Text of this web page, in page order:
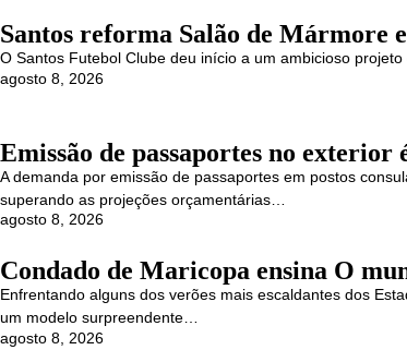
Santos reforma Salão de Mármore
O Santos Futebol Clube deu início a um ambicioso
agosto 8, 2026
Emissão de passaportes no
A demanda por emissão de passaportes em postos
superando as projeções orçamentárias…
agosto 8, 2026
Condado de Maricopa ensina O
Enfrentando alguns dos verões mais escaldantes dos
um modelo surpreendente…
agosto 8, 2026